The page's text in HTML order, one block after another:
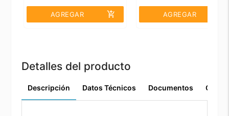
AGREGAR add_shopping_cart AGREGAR
Detalles del producto
Descripción Datos Técnicos Documentos